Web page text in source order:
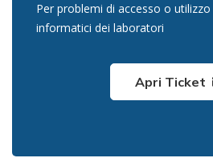
Per problemi di accesso o
informatici dei laboratori
Apri Ticket